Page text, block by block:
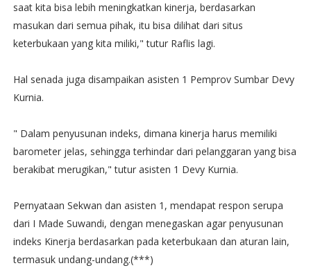
saat kita bisa lebih meningkatkan kinerja, berdasarkan
masukan dari semua pihak, itu bisa dilihat dari situs
keterbukaan yang kita miliki," tutur Raflis lagi.
Hal senada juga disampaikan asisten 1 Pemprov Sumbar Devy
Kurnia.
" Dalam penyusunan indeks, dimana kinerja harus memiliki
barometer jelas, sehingga terhindar dari pelanggaran yang bisa
berakibat merugikan," tutur asisten 1 Devy Kurnia.
Pernyataan Sekwan dan asisten 1, mendapat respon serupa
dari I Made Suwandi, dengan menegaskan agar penyusunan
indeks Kinerja berdasarkan pada keterbukaan dan aturan lain,
termasuk undang-undang.(***)